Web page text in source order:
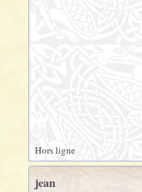
Hors ligne
jean